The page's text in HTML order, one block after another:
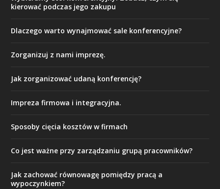
kierować podczas jego zakupu
Dlaczego warto wynajmować sale konferencyjne?
Zorganizuj z nami imprezę.
Jak zorganizować udaną konferencję?
Impreza firmowa i integracyjna.
Sposoby cięcia kosztów w firmach
Co jest ważne przy zarządzaniu grupą pracowników?
Jak zachować równowagę pomiędzy pracą a
wypoczynkiem?